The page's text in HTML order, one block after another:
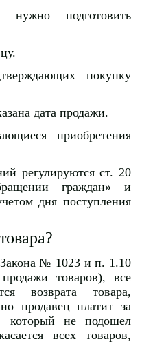
подготовить
покупку
дата продажи.
приобретения
регулируются ст. 20
граждан» и
дня поступления
№ 1023 и п. 1.10
товаров), все
возврата товара,
продавец платит за
который не подошел
всех товаров,